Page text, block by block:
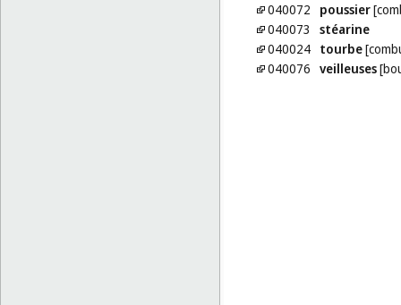
040072
poussier
040073
stéarine
040024 tourbe
040076 veilleuses